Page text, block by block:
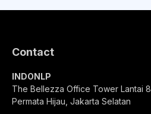
Contact
INDONLP
The Bellezza Office Tower Lantai 8
Permata Hijau, Jakarta Selatan